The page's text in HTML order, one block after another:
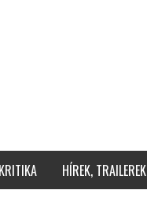
HÍREK, TRAILEREK